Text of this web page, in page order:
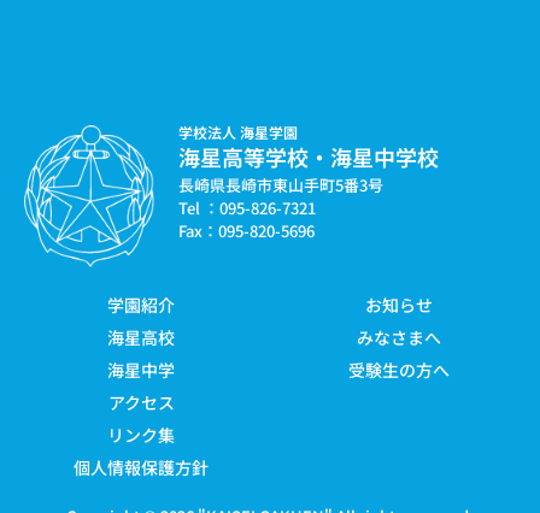
学校法人 海星学園
海星高等学校・海星中学校
長崎県長崎市東山手町5番3号
Tel ：095-826-7321
Fax：095-820-5696
学園紹介
海星高校
海星中学
アクセス
リンク集
個人情報保護方針
お知らせ
みなさまへ
受験生の方へ